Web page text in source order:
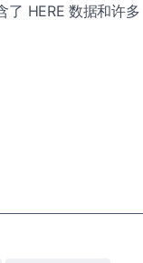
HERE 数据和许多